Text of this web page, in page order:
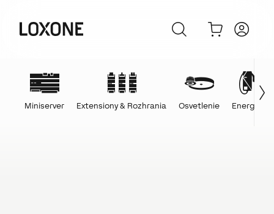
Miniserver Extensiony & Rozhrania Osvetlenie Energie